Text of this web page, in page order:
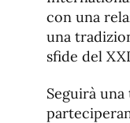
con una
una
sfide del
Seguirà